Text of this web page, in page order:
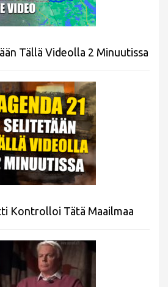
Tällä Videolla 2 Minuutissa
Kontrolloi Tätä Maailmaa